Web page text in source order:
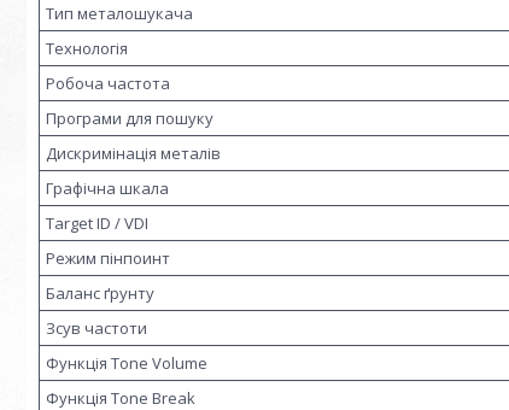
Тип металошукача
Технологія
Робоча частота
Програми для пошуку
Дискримінація металів
Графічна шкала
Target ID / VDI
Режим пінпоинт
Баланс ґрунту
Зсув частоти
Функція Tone Volume
Функція Tone Break